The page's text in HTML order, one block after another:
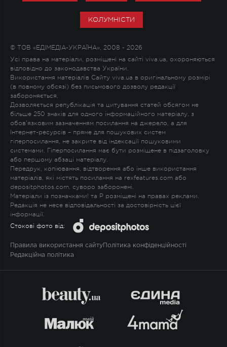
КОЛУМНІСТИ
© ТОВ «ЕДІМЕДІА-УКРАЇНА», 2008 - 2026
Усі права на матеріали, розміщені на сайті viva.ua, охороняються
відповідно до законодавства України.
Використання матеріалів Сайту viva.ua в оригінальному розмірі
(в повному обсязі) без письмового дозволу редакції
забороняється.
Дозволяється републікація та цитування статей обсягом не
більше 250 знаків для одного інформаційного матеріалу, з
обов'язковим зазначенням посилання на джерело, а для
Інтернет-ресурсів – пряме для пошукових систем
гіперпосилання, не закрите від індексації пошуковими
системами. Гіперпосилання має бути розміщене в підзаголовку
або першому абзаці матеріалу.
Передрук, копіювання, відтворення або інше використання
матеріалів, які містять посилання на rexfeatures.com або
depositphotos.com, суворо заборонені.
Матеріали із позначками! та P розміщені на правах реклами.
Редакція не несе відповідальності за достовірність цієї
інформації.
Стокові фото від:
Правила використання сайту Політика конфіденційності
Редакційна політика